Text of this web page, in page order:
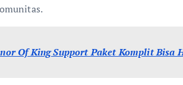
Of King Support Paket Komplit Bisa